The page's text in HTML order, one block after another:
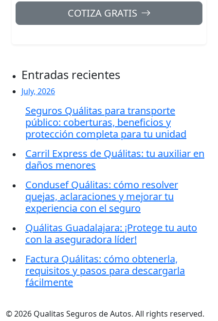
COTIZA GRATIS
Entradas recientes
July, 2026
Seguros Quálitas para transporte
público: coberturas, beneficios y
protección completa para tu unidad
Carril Express de Quálitas: tu auxiliar en
daños menores
Condusef Quálitas: cómo resolver
quejas, aclaraciones y mejorar tu
experiencia con el seguro
Quálitas Guadalajara: ¡Protege tu auto
con la aseguradora líder!
Factura Quálitas: cómo obtenerla,
requisitos y pasos para descargarla
fácilmente
© 2026 Qualitas Seguros de Autos. All rights reserved.